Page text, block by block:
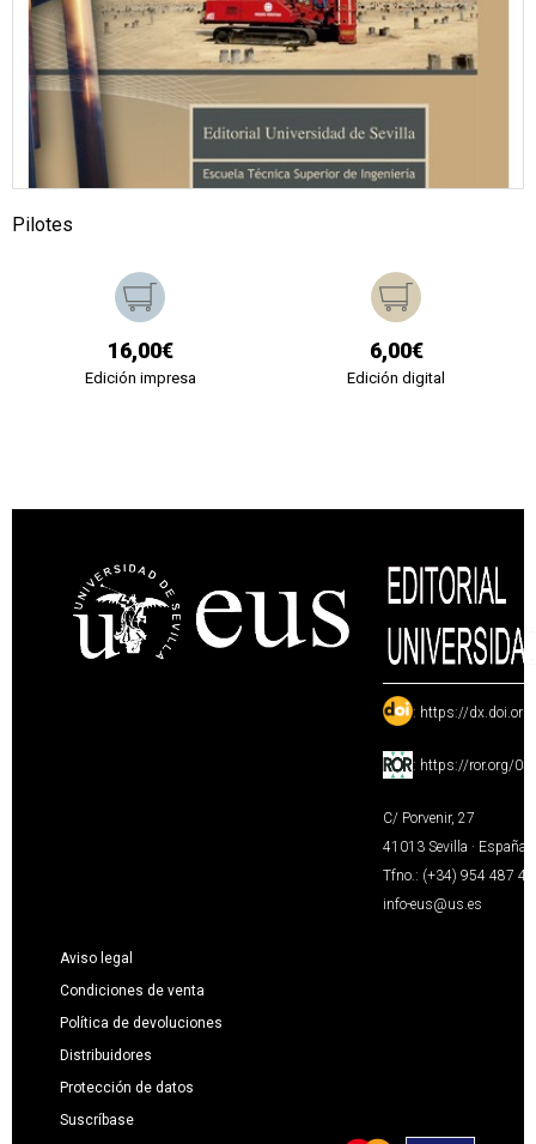
Pilotes
16,00€
Edición impresa
6,00€
Edición digital
: https://
: https://ror.org/
C/ Porvenir, 27
41013 Sevilla · España
Tfno.: (+34) 954 487
info-eus@us.es
Aviso legal
Condiciones de venta
Política de devoluciones
Distribuidores
Protección de datos
Suscríbase